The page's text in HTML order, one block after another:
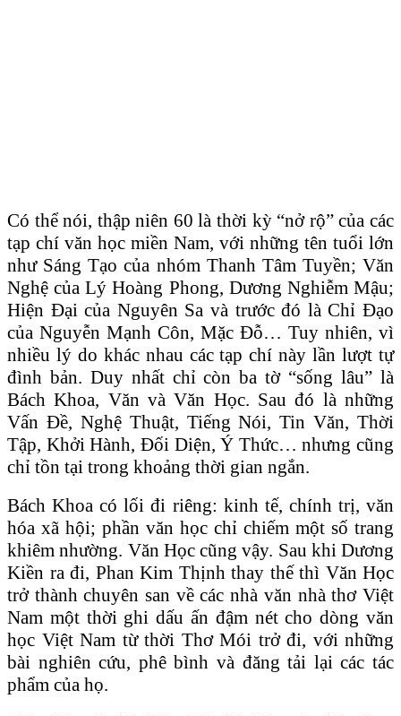
Có thể nói, thập niên 60 là thời kỳ “nở rộ” của các
tạp chí văn học miền Nam, với những tên tuổi lớn
như Sáng Tạo của nhóm Thanh Tâm Tuyền; Văn
Nghệ của Lý Hoàng Phong, Dương Nghiễm Mậu;
Hiện Đại của Nguyên Sa và trước đó là Chỉ Đạo
của Nguyễn Mạnh Côn, Mặc Đỗ… Tuy nhiên, vì
nhiều lý do khác nhau các tạp chí này lần lượt tự
đình bản. Duy nhất chỉ còn ba tờ “sống lâu” là
Bách Khoa, Văn và Văn Học. Sau đó là những
Vấn Đề, Nghệ Thuật, Tiếng Nói, Tin Văn, Thời
Tập, Khởi Hành, Đối Diện, Ý Thức… nhưng cũng
chỉ tồn tại trong khoảng thời gian ngắn.
Bách Khoa có lối đi riêng: kinh tế, chính trị, văn
hóa xã hội; phần văn học chỉ chiếm một số trang
khiêm nhường. Văn Học cũng vậy. Sau khi Dương
Kiền ra đi, Phan Kim Thịnh thay thế thì Văn Học
trở thành chuyên san về các nhà văn nhà thơ Việt
Nam một thời ghi dấu ấn đậm nét cho dòng văn
học Việt Nam từ thời Thơ Mói trở đi, với những
bài nghiên cứu, phê bình và đăng tải lại các tác
phẩm của họ.